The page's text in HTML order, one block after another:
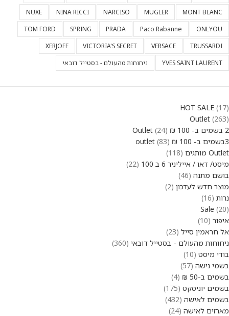
MONT BLANC
MUGLER
NARCISO
NINA RICCI
NUXE
ONLYOU
Paco Rabanne
PRADA
SPRING
TOM FORD
TRUSSARDI
VERSACE
VICTORIA'S SECRET
XERJOFF
YVES SAINT LAURENT
ניחוחות מהעולם - בסטייל דובאי
HOT SALE 17
Outlet 263
2 בשמים ב- 100 ₪ Outlet
24
3בשמים ב- 100 ₪ outlet
83
Outlet מותגים
118
מיסט/ דאו / אייליניר 6 ב 100
22
בושם מתנה 46
מוצר חדש לעדכון 2
נרות 16
Sale 20
איפור 10
אל חראמין סייל 23
ניחוחות מהעולם - בסטייל דובאי 360
בודי מיסט 10
בשמי נישה 57
בשמים ב-50 ₪
4
בשמים יוניסקס 175
בשמים לאישה 432
מארזים לאישה 24